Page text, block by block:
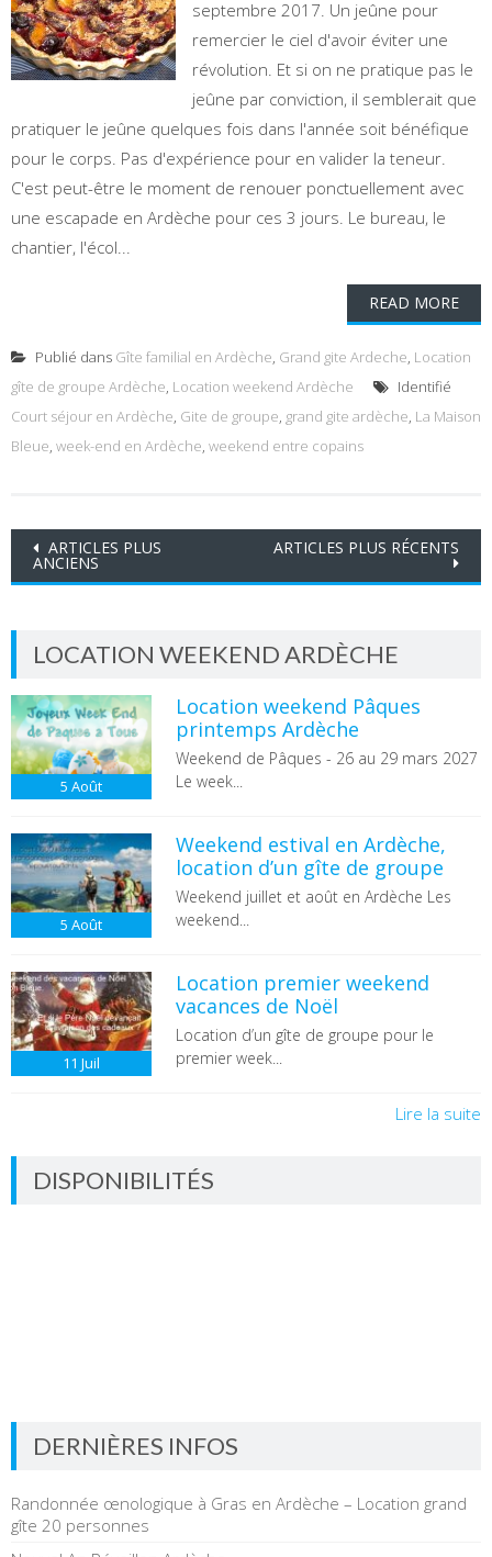
septembre 2017. Un jeûne pour
remercier le ciel d'avoir éviter une
révolution. Et si on ne pratique pas le
jeûne par conviction, il semblerait que
pratiquer le jeûne quelques fois dans l'année soit bénéfique
pour le corps. Pas d'expérience pour en valider la teneur.
C'est peut-être le moment de renouer ponctuellement avec
une escapade en Ardèche pour ces 3 jours. Le bureau, le
chantier, l'écol...
READ MORE
Publié dans Gîte familial en Ardèche, Grand gite Ardeche, Location
gîte de groupe Ardèche, Location weekend Ardèche
Identifié
Court séjour en Ardèche, Gite de groupe, grand gite ardèche, La Maison
Bleue, week-end en Ardèche, weekend entre copains
Navigation
des
articles
ARTICLES PLUS
ANCIENS
ARTICLES PLUS RÉCENTS
LOCATION WEEKEND ARDÈCHE
5 Août
Location weekend Pâques
printemps Ardèche
Weekend de Pâques - 26 au 29 mars 2027
Le week...
5 Août
Weekend estival en Ardèche,
location d’un gîte de groupe
Weekend juillet et août en Ardèche Les
weekend...
11 Juil
Location premier weekend
vacances de Noël
Location d’un gîte de groupe pour le
premier week...
Lire la suite
DISPONIBILITÉS
DERNIÈRES INFOS
Randonnée œnologique à Gras en Ardèche – Location grand
gîte 20 personnes